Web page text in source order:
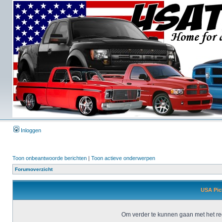
Inloggen
Toon onbeantwoorde berichten | Toon actieve onderwerpen
Forumoverzicht
USA
Om verder te kunnen gaan met het